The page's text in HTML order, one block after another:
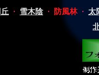
・ 雪木陰 ・ 防風林 ・ 太